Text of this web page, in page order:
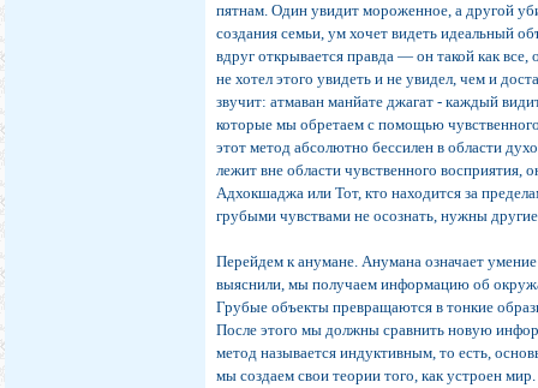
пятнам. Один увидит мороженное, а другой
создания семьи, ум хочет видеть идеальный
вдруг открывается правда — он такой как
не хотел этого увидеть и не увидел, чем и
звучит: атмаван манйате джагат - каждый
которые мы обретаем с помощью
этот метод абсолютно бессилен в области
лежит вне области чувственного
Адхокшаджа или Тот, кто находится за
грубыми чувствами не осознать, нужны
Перейдем к анумане. Анумана означает
выяснили, мы получаем информацию об
Грубые объекты превращаются в тонкие
После этого мы должны сравнить новую
метод называется индуктивным, то есть,
мы создаем свои теории того, как устроен